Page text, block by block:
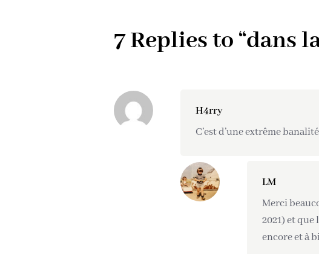
7 Replies to “dans
H4rry
C’est d’une extrême
LM
Merci
2021) et que
encore et à